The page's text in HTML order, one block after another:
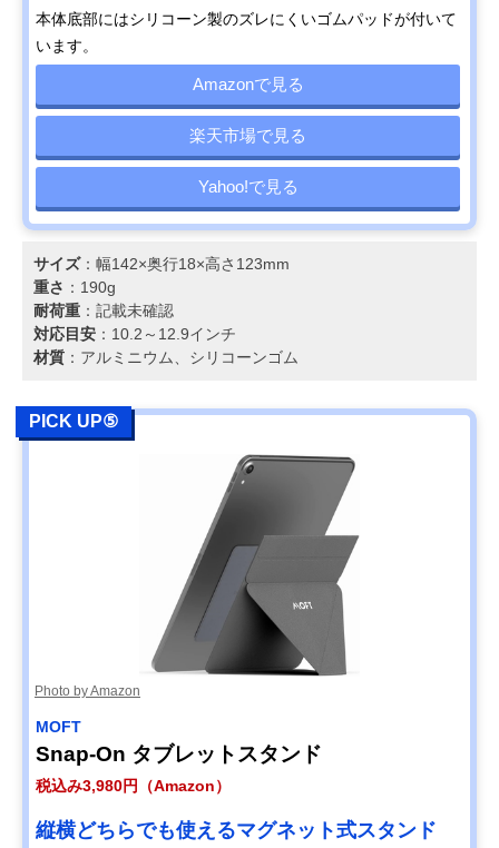
本体底部にはシリコーン製のズレにくいゴムパッドが付いて
います。
Amazonで見る
楽天市場で見る
Yahoo!で見る
サイズ：幅142×奥行18×高さ123mm
重さ ：190g
耐荷重 ：記載未確認
対応目安 ：10.2～12.9インチ
材質 ：アルミニウム、シリコーンゴム
PICK UP⑤
Photo by Amazon
MOFT
Snap-On タブレットスタンド
税込み3,980円（Amazon）
縦横どちらでも使えるマグネット式スタンド